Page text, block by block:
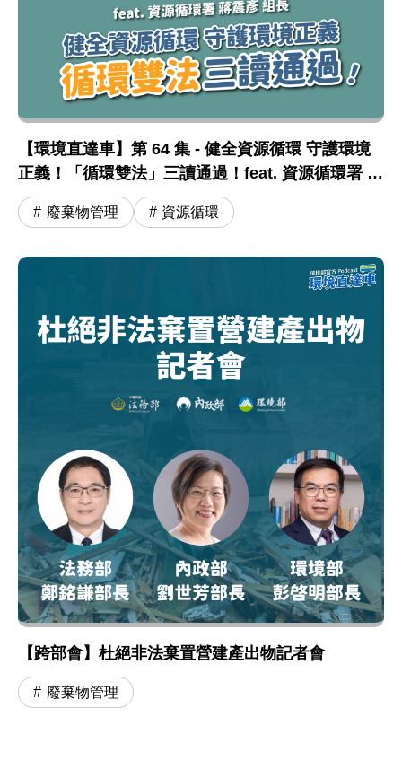
【環境直達車】第 64 集 - 健全資源循環 守護環境
正義！「循環雙法」三讀通過！feat. 資源循環署 蔣
震彥組長
廢棄物管理 資源循環
【跨部會】杜絕非法棄置營建產出物記者會
廢棄物管理